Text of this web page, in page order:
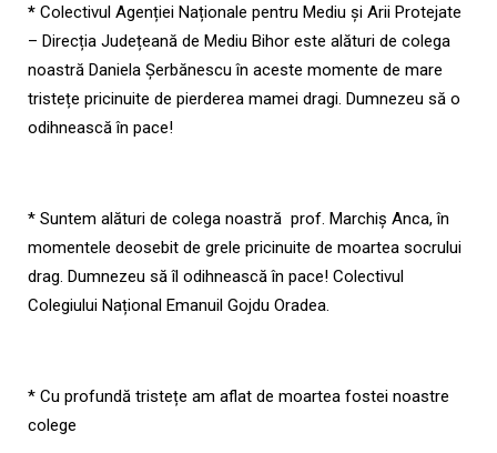
* Colectivul Agenției Naționale pentru Mediu și Arii Protejate
– Direcția Județeană de Mediu Bihor este alături de colega
noastră Daniela Șerbănescu în aceste momente de mare
tristețe pricinuite de pierderea mamei dragi. Dumnezeu să o
odihnească în pace!
* Suntem alături de colega noastră prof. Marchiș Anca, în
momentele deosebit de grele pricinuite de moartea socrului
drag. Dumnezeu să îl odihnească în pace! Colectivul
Colegiului Național Emanuil Gojdu Oradea.
* Cu profundă tristețe am aflat de moartea fostei noastre
colege